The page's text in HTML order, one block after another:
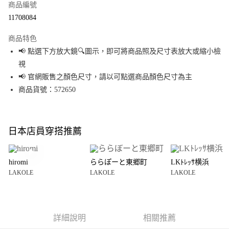
Apple Pay
街口支付
悠遊付
全盈+PAY
大哥付你分期
1.本服務由台灣大哥大提供，台灣大哥大用戶可立即使用無須另外申請。
3.實際核准額度、可分期數及費用金額請依後續交易確認頁面所載為準。
4.訂單成立30分鐘內，如未前往確認交易或遇審核未通過，訂單將自動取
AFTEE先享後付
商品編號
11708084
商品特色
📢 點選下方放大鏡🔍圖示，即可將商品照及尺寸表放大或縮小檢
視
📢 官網販售之顏色尺寸，請以可點選商品顏色尺寸為主
商品貨號：572650
日本店員穿搭推薦
hiromi
LAKOLE
ららぽーと東郷町
LAKOLE
LKﾄﾚｯｻ横浜
LAKOLE
詳細說明 相關推薦